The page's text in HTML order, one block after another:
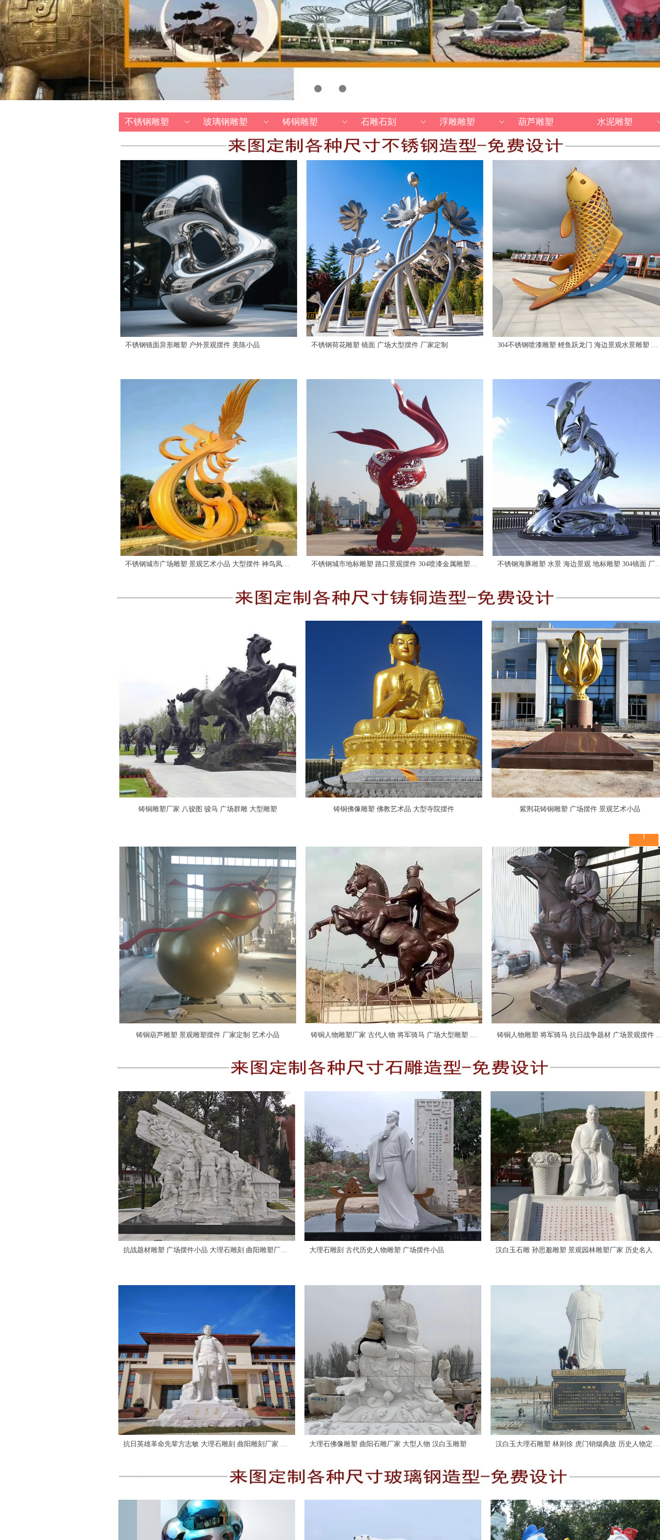
ꀁ
不锈钢雕塑 ꀁ
玻璃钢雕塑 ꀁ
铸铜雕塑 ꀁ
石雕石刻 ꀁ
浮雕雕塑 葫芦雕塑 水泥雕塑
铸铜雕塑
铸铜雕塑厂家 八骏图 骏马 广场群雕 大型雕塑 铸铜佛像雕塑 佛教艺术品 大型寺院摆件 紫荆花铸铜雕塑 广场摆件 景观艺术小品
铸铜葫芦雕塑 景观雕塑摆件 厂家定制 艺术小品 铸铜人物雕塑厂家 古代人物 将军骑马 广场大型雕塑 源 铸铜人物雕塑 将军骑马 抗日战争题材 广场景观摆件
不锈钢镜面异形雕塑 户外景观摆件 美陈小品 不锈钢荷花雕塑 镜面 广场大型摆件 厂家定制
304不锈钢喷漆雕塑 鲤鱼跃龙门 海边景观水景雕塑 厂
不锈钢城市广场雕塑 景观艺术小品 大型摆件 神鸟凤凰
不锈钢城市地标雕塑 路口景观摆件 304喷漆金属雕塑
不锈钢海豚雕塑 水景 海边景观 地标雕塑 304镜面 厂
抗战题材雕塑 广场摆件小品 大理石雕刻 曲阳雕塑厂家
大理石雕刻 古代历史人物雕塑 广场摆件小品 汉白玉石雕 孙思邈雕塑 景观园林雕塑厂家 历史名人
抗日英雄革命先辈方志敏 大理石雕刻 曲阳雕刻厂家 广
大理石佛像雕塑 曲阳石雕厂家 大型人物 汉白玉雕塑
汉白玉大理石雕塑 林则徐 虎门销烟典故 历史人物定制
ꁸ
回到顶部
ꂅ
17731830869
ꁗ
595004649
ꀥ
微信二维码